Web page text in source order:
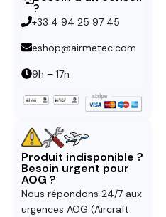
?
+33 4 94 25 97 45
eshop@airmetec.com
9h – 17h
Produit indisponible ?
Besoin urgent pour
AOG ?
Nous répondons 24/7 aux
urgences AOG (Aircraft